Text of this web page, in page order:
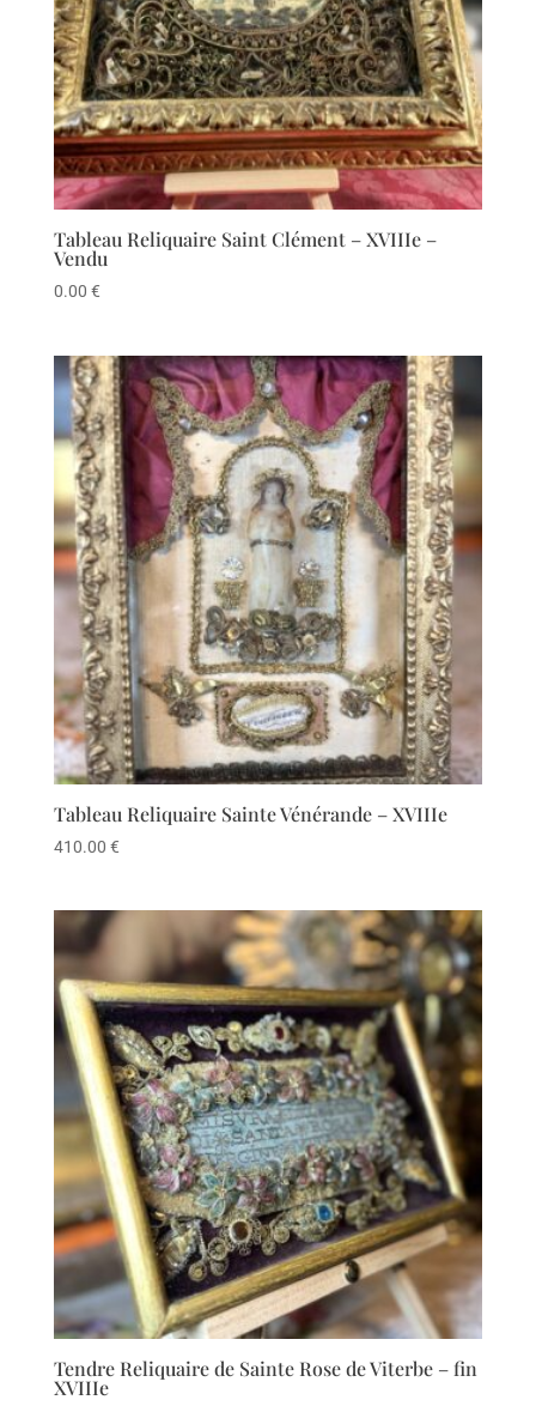
Tableau Reliquaire Saint Clément – XVIIIe –
Vendu
0.00 €
Tableau Reliquaire Sainte Vénérande – XVIIIe
410.00 €
Tendre Reliquaire de Sainte Rose de Viterbe – fin
XVIIIe